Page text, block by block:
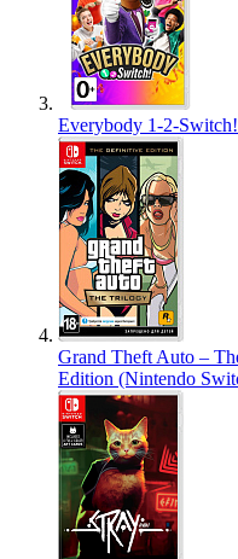
Everybody 1-2-
Grand Theft Auto –
Edition (Nintendo